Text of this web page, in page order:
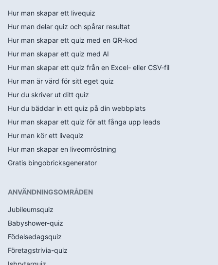
Hur man skapar ett livequiz
Hur man delar quiz och spårar resultat
Hur man skapar ett quiz med en QR-kod
Hur man skapar ett quiz med AI
Hur man skapar ett quiz från en Excel- eller CSV-fil
Hur man är värd för sitt eget quiz
Hur du skriver ut ditt quiz
Hur du bäddar in ett quiz på din webbplats
Hur man skapar ett quiz för att fånga upp leads
Hur man kör ett livequiz
Hur man skapar en liveomröstning
Gratis bingobricksgenerator
ANVÄNDNINGSOMRÅDEN
Jubileumsquiz
Babyshower-quiz
Födelsedagsquiz
Företagstrivia-quiz